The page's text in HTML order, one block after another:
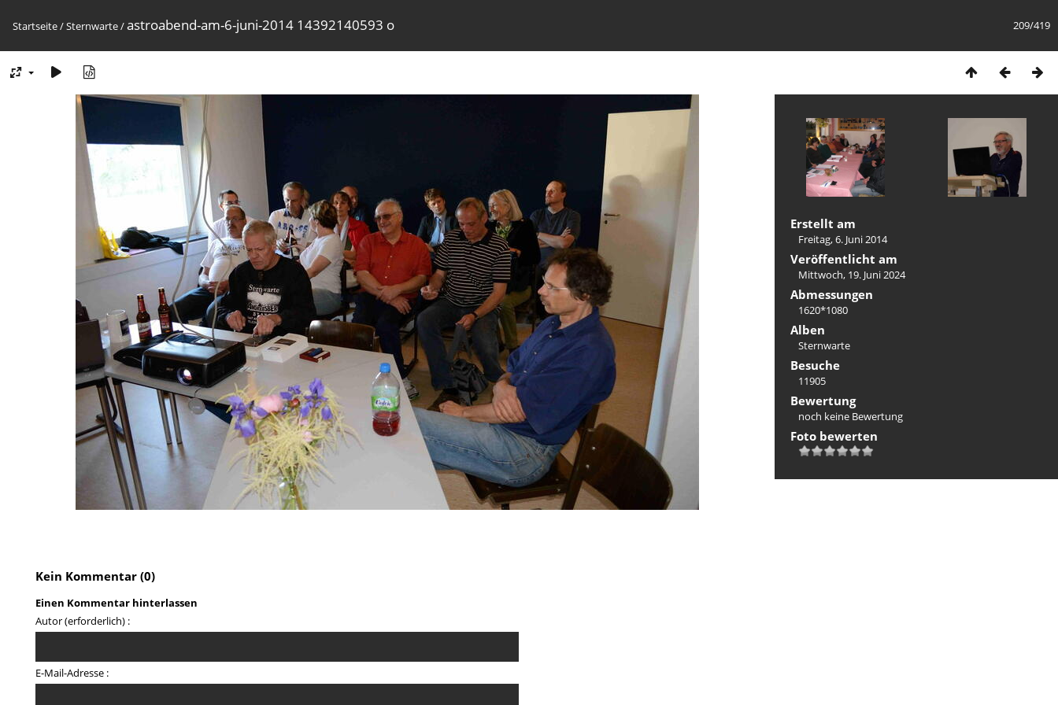
209/419
Startseite/Sternwarte/astroabend-am-6-juni-2014 14392140593 o
Erstellt am
Freitag, 6. Juni 2014
Veröffentlicht am
Mittwoch, 19. Juni 2024
Abmessungen
1620*1080
Alben
Sternwarte
Besuche
11905
Bewertung
noch keine Bewertung
Foto bewerten
Kein Kommentar (0)
Einen Kommentar hinterlassen
Autor (erforderlich) :
E-Mail-Adresse :